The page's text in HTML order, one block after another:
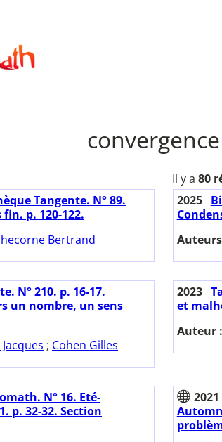
Il y a 80
Tangente. N° 89.
p. 120-122.
Bertrand
2025
N° 210. p. 16-17.
un nombre, un sens
; Cohen Gilles
2023
et
Auteur :
N° 16. Eté-
p. 32-32. Section
2021